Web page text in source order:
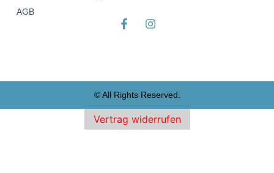
AGB
© All Rights Reserved.
Vertrag widerrufen